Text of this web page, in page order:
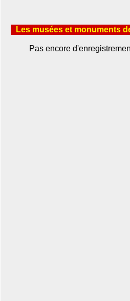
Les musées et monuments
Pas encore